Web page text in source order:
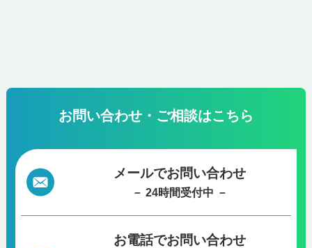
お問い合わせ・ご相談はこちら
メールでお問い合わせ
－ 24時間受付中 －
お電話でお問い合わせ